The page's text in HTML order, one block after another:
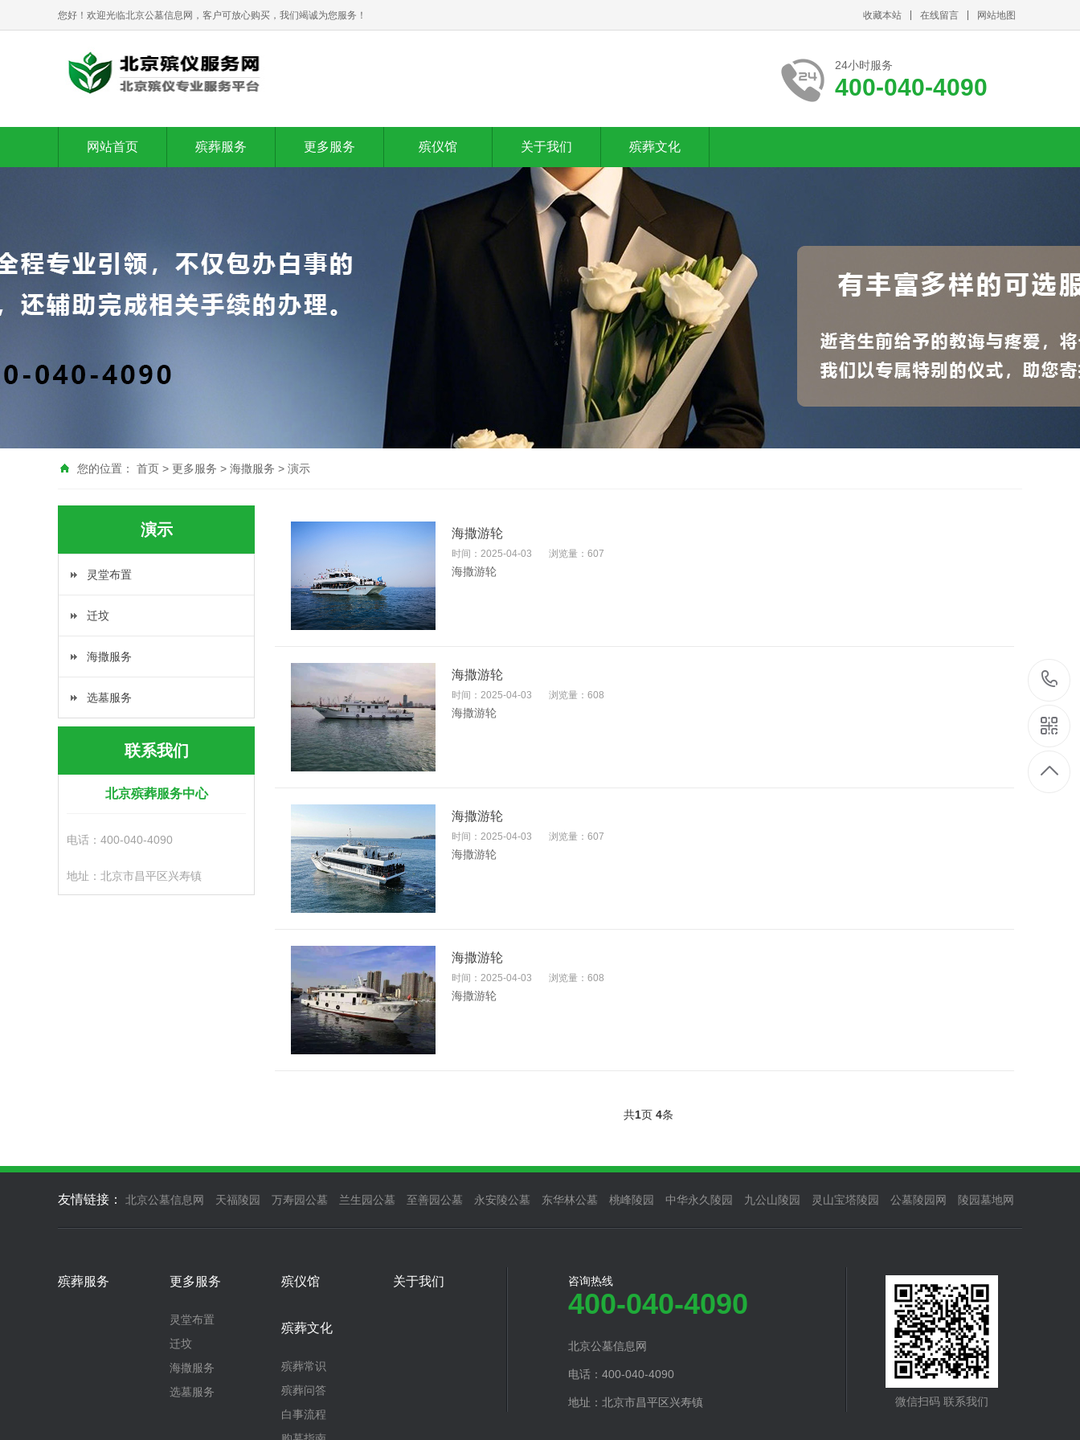
您好！欢迎光临北京公墓信息网，客户可放心购买，我们竭诚为您服务！ 收藏本站 在线留言 网站地图
24小时服务
400-040-4090
网站首页 殡葬服务 更多服务 殡仪馆 关于我们 殡葬文化
您的位置： 首页 > 更多服务 > 海撒服务 > 演示
演示
灵堂布置
迁坟
海撒服务
选墓服务
联系我们
北京殡葬服务中心
电话：400-040-4090
地址：北京市昌平区兴寿镇
海撒游轮
时间：2025-04-03 浏览量：607
海撒游轮
海撒游轮
时间：2025-04-03 浏览量：608
海撒游轮
海撒游轮
时间：2025-04-03 浏览量：607
海撒游轮
海撒游轮
时间：2025-04-03 浏览量：608
海撒游轮
共1页 4条
友情链接： 北京公墓信息网 天福陵园 万寿园公墓 兰生园公墓 至善园公墓 永安陵公墓 东华林公墓 桃峰陵园 中华永久陵园 九公山陵园 灵山宝塔陵园 公墓陵园网 陵园墓地网
殡葬服务 更多服务
灵堂布置
迁坟
海撒服务
选墓服务
殡仪馆 关于我们
殡葬文化
殡葬常识
殡葬问答
白事流程
咨询热线
400-040-4090
北京公墓信息网
电话：400-040-4090
地址：北京市昌平区兴寿镇 微信扫码 联系我们